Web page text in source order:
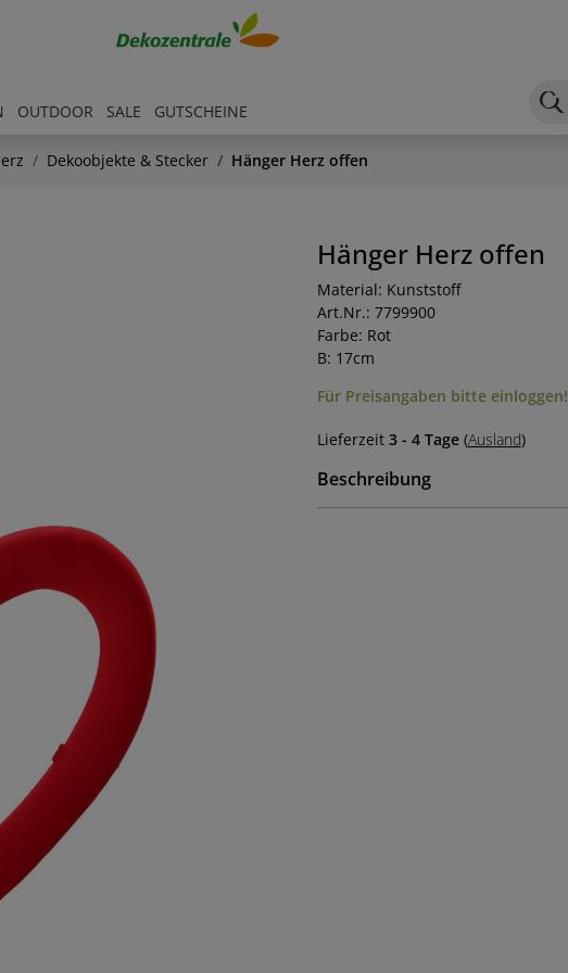
OUTDOOR SALE GUTSCHEINE
Dekoobjekte & Stecker Hänger Herz offen
Hänger Herz offen
Material: Kunststoff
Art.Nr.: 7799900
Farbe: Rot
B: 17cm
Für Preisangaben bitte einloggen!
Lieferzeit 3 - 4 Tage(Ausland)
Beschreibung